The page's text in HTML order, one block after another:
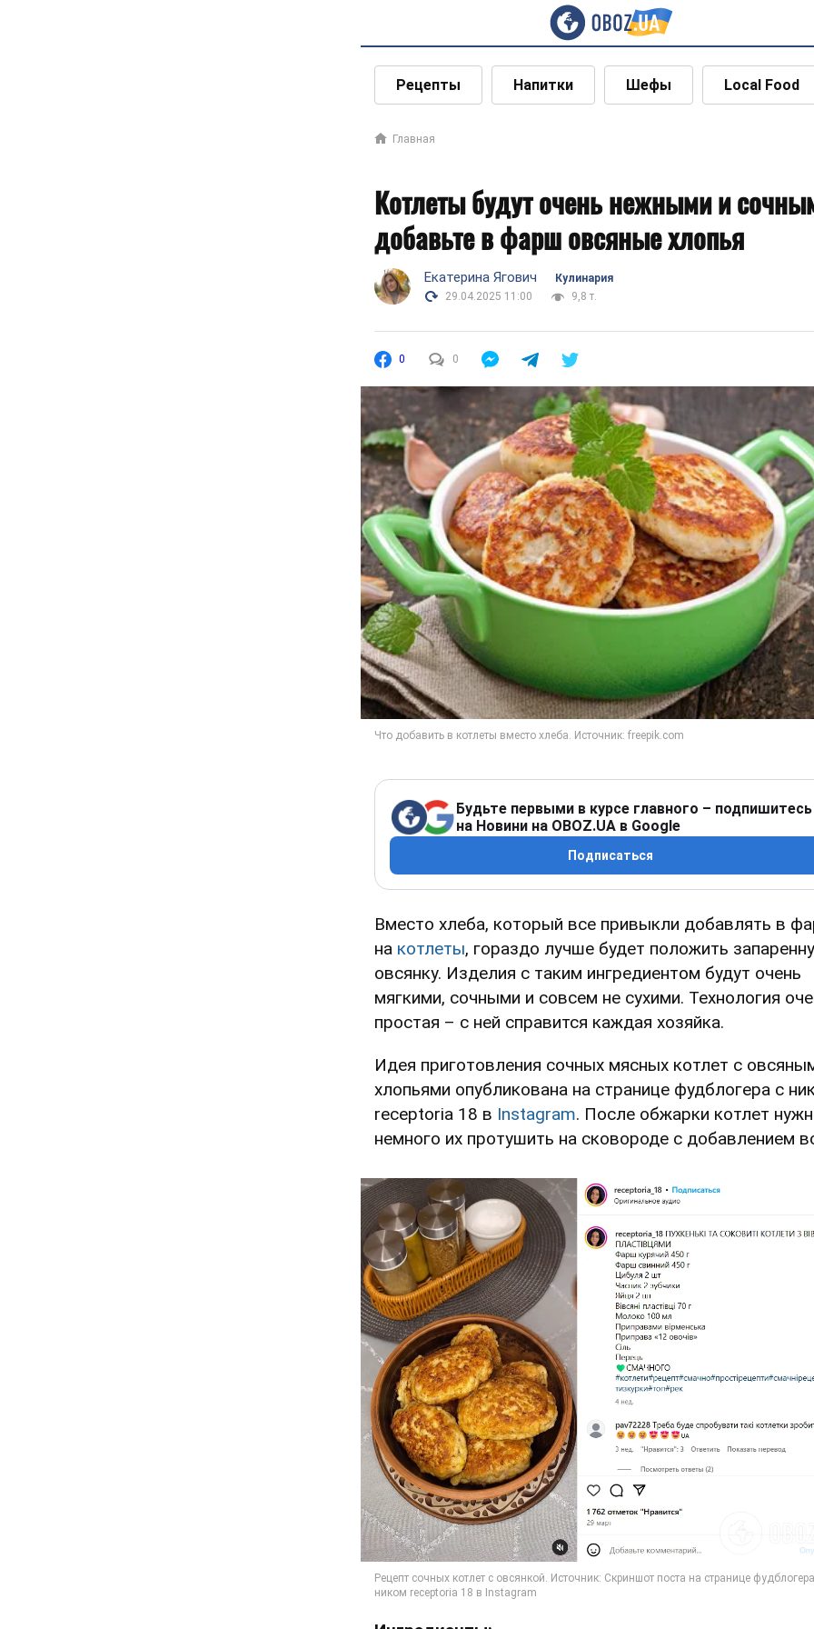
Рецепты Напитки Шефы Local Food
Главная
Котлеты будут очень нежными и
добавьте в фарш овсяные хлопья
Екатерина Ягович
Кулинария
29.04.2025 11:00
9,8 т.
0 0
Будьте первыми в курсе главного – подпишитесь
на Новини на OBOZ.UA в Google
Подписаться
Вместо хлеба, который все привыкли добавлять в
на котлеты, гораздо лучше будет положить
овсянку. Изделия с таким ингредиентом будут очень
мягкими, сочными и совсем не сухими. Технология
простая – с ней справится каждая хозяйка.
Идея приготовления сочных мясных котлет с
хлопьями опубликована на странице фудблогера с
receptoria 18 в Instagram. После обжарки котлет
немного их протушить на сковороде с добавлением